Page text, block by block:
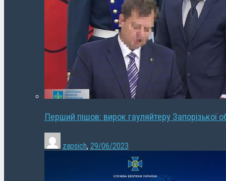
Перший пішов: вирок гауляйтеру Запорізької
zapsich, 29/06/2023